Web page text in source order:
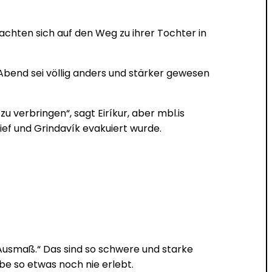
sich auf den Weg zu ihrer Tochter in
sei völlig anders und stärker gewesen
verbringen“, sagt Eiríkur, aber mbl.is
und Grindavík evakuiert wurde.
Das sind so schwere und starke
so etwas noch nie erlebt.